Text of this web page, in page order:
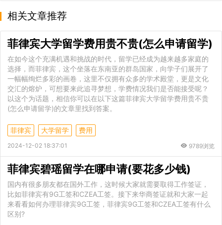
相关文章推荐
菲律宾大学留学费用贵不贵(怎么申请留学)
在如今这个充满机遇和挑战的时代，留学已经成为越来越多家庭的
选择，而菲律宾，这个坐落在东南亚的群岛国家，向学子们展开了
一幅幅绚烂多彩的画卷，这里不仅拥有众多的学术殿堂，更是文化
交汇的熔炉，可想要来此追寻梦想，学费情况我们是否能接受呢？
以这个为话题，相信你可以在以下这篇菲律宾大学留学费用贵不贵
(怎么申请留学)的文章里找到答案。
菲律宾 大学留学 费用
2024-12-02 18:37:01 9789浏览
菲律宾碧瑶留学在哪申请(要花多少钱)
国内有很多朋友都在国外工作，这时候大家就需要取得工作签证，
比如菲律宾有9G工签和CZEA工签。接下来华商签证就和大家一起
来看看如何办理菲律宾9G工签，菲律宾9G工签和CZEA工签有什么
区别?